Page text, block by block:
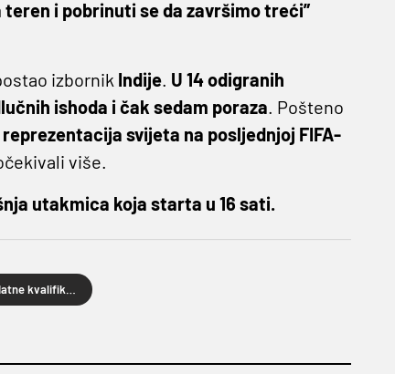
i pobrinuti se da završimo treći”
izbornik Indije. U 14 odigranih
ishoda i čak sedam poraza. Pošteno
reprezentacija svijeta na posljednjoj FIFA-
više.
utakmica koja starta u 16 sati.
dodatne kvalifikacije